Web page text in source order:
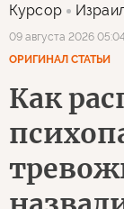
Курсор
09 августа 2026
ОРИГИНАЛ СТАТЬИ
Как